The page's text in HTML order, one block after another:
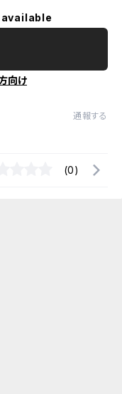
向け
通報する
(0)